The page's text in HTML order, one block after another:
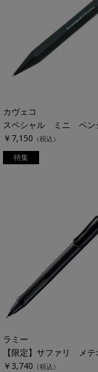
カヴェコ
￥7,150 （税込）
特集
ラミー
￥3,740 （税込）